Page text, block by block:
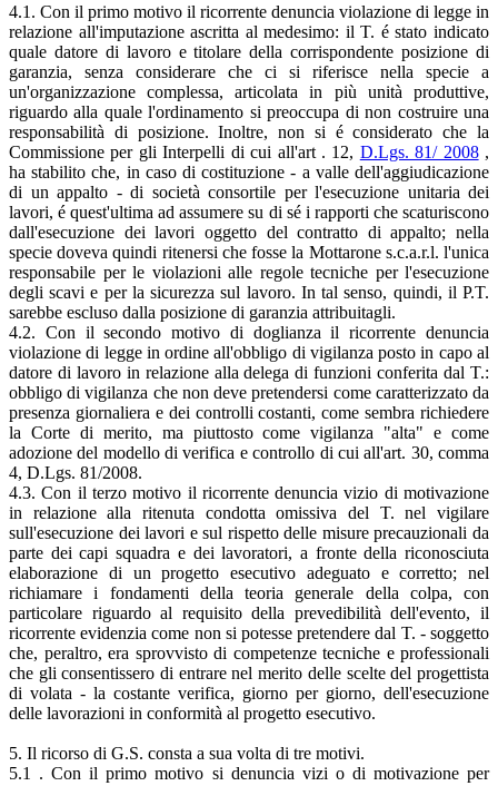
4.1. Con il primo motivo il ricorrente denuncia violazione di legge in
relazione all'imputazione ascritta al medesimo: il T. é stato indicato
quale datore di lavoro e titolare della corrispondente posizione di
garanzia, senza considerare che ci si riferisce nella specie a
un'organizzazione complessa, articolata in più unità produttive,
riguardo alla quale l'ordinamento si preoccupa di non costruire una
responsabilità di posizione. Inoltre, non si é considerato che la
Commissione per gli Interpelli di cui all'art . 12, D.Lgs. 81/ 2008,
ha stabilito che, in caso di costituzione - a valle dell'aggiudicazione
di un appalto - di società consortile per l'esecuzione unitaria dei
lavori, é quest'ultima ad assumere su di sé i rapporti che scaturiscono
dall'esecuzione dei lavori oggetto del contratto di appalto; nella
specie doveva quindi ritenersi che fosse la Mottarone s.c.a.r.l. l'unica
responsabile per le violazioni alle regole tecniche per l'esecuzione
degli scavi e per la sicurezza sul lavoro. In tal senso, quindi, il P.T.
sarebbe escluso dalla posizione di garanzia attribuitagli.
4.2. Con il secondo motivo di doglianza il ricorrente denuncia
violazione di legge in ordine all'obbligo di vigilanza posto in capo al
datore di lavoro in relazione alla delega di funzioni conferita dal T.:
obbligo di vigilanza che non deve pretendersi come caratterizzato da
presenza giornaliera e dei controlli costanti, come sembra richiedere
la Corte di merito, ma piuttosto come vigilanza "alta" e come
adozione del modello di verifica e controllo di cui all'art. 30, comma
4, D.Lgs. 81/2008.
4.3. Con il terzo motivo il ricorrente denuncia vizio di motivazione
in relazione alla ritenuta condotta omissiva del T. nel vigilare
sull'esecuzione dei lavori e sul rispetto delle misure precauzionali da
parte dei capi squadra e dei lavoratori, a fronte della riconosciuta
elaborazione di un progetto esecutivo adeguato e corretto; nel
richiamare i fondamenti della teoria generale della colpa, con
particolare riguardo al requisito della prevedibilità dell'evento, il
ricorrente evidenzia come non si potesse pretendere dal T. - soggetto
che, peraltro, era sprovvisto di competenze tecniche e professionali
che gli consentissero di entrare nel merito delle scelte del progettista
di volata - la costante verifica, giorno per giorno, dell'esecuzione
delle lavorazioni in conformità al progetto esecutivo.
5. Il ricorso di G.S. consta a sua volta di tre motivi.
5.1 . Con il primo motivo si denuncia vizi o di motivazione per